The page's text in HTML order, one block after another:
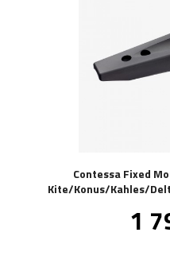
Contessa Fixed
Kite/Konus/Kahles/
Pris
1